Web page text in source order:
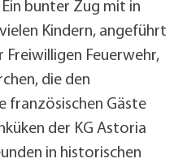
bunter Zug mit in
Kindern, angeführt
Feuerwehr,
die den
französischen Gäste
der KG Astoria
in historischen